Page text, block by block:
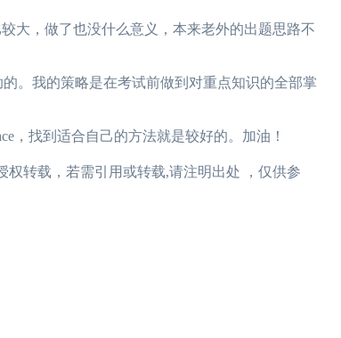
，做了也没什么意义，本来老外的出题思路不
。我的策略是在考试前做到对重点知识的全部掌
找到适合自己的方法就是较好的。加油！
权转载，若需引用或转载,请注明出处 ，仅供参